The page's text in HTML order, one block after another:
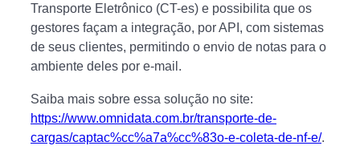
Transporte Eletrônico (CT-es) e possibilita que os
gestores façam a integração, por API, com sistemas
de seus clientes, permitindo o envio de notas para o
ambiente deles por e-mail.
Saiba mais sobre essa solução no site:
https://www.omnidata.com.br/transporte-de-
cargas/captac%cc%a7a%cc%83o-e-coleta-de-nf-e/.